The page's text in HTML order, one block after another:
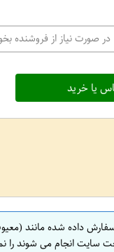
صورت نیاز از فروشنده
یا خرید
داده شده مانند
سایت انجام می شوند را